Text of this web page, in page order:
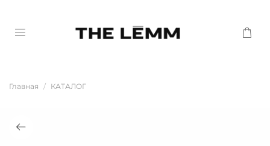
Главная КАТАЛОГ